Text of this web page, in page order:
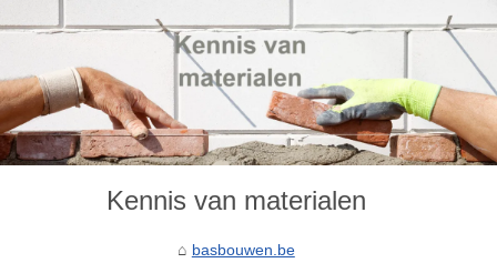
Kennis van materialen
basbouwen.be